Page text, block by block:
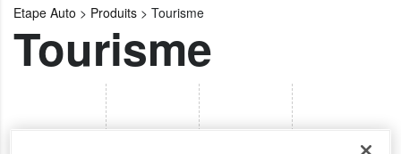
Etape Auto > Produits > Tourisme
Tourisme